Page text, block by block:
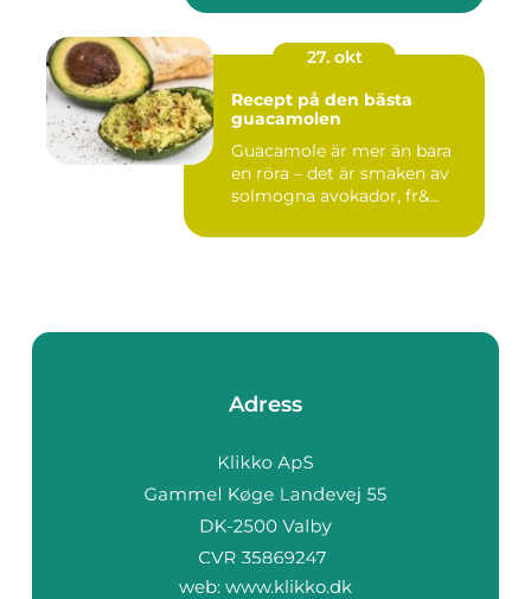
27. okt
Recept på den bästa
guacamolen
Guacamole är mer än bara
en röra – det är smaken av
solmogna avokador, fr&...
Adress
web: www.klikko.dk